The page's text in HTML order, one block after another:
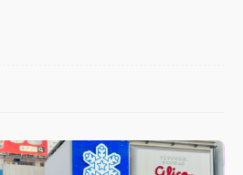
海豚雨彈轟3天 「紅到發紫」降
億！黃金158kg遭查扣畫面曝光